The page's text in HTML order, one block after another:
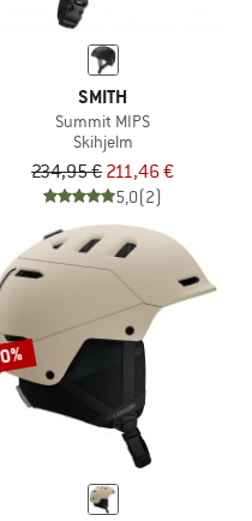
SMITH
Summit MIPS
Skihjelm
234,95 € 211,46 €
5,0(2)